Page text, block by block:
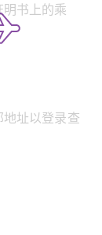
书上的乘
址以登录查